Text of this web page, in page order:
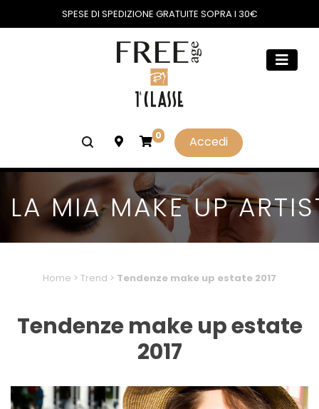
SPESE DI SPEDIZIONE GRATUITE SOPRA I 30€
0 Accedi
LA MIA MAKE UP
Home > Trend > Tendenze make up estate 2017
Tendenze make up estate
2017